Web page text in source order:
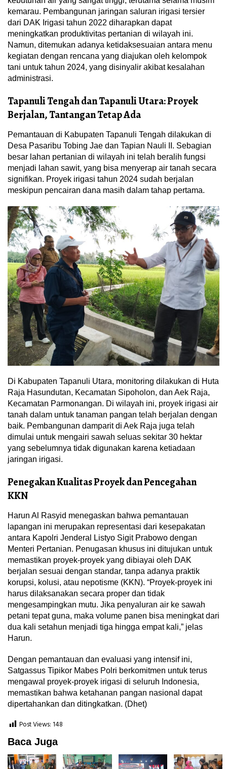
kemarau. Pembangunan jaringan saluran irigasi tersier
dari DAK Irigasi tahun 2022 diharapkan dapat
meningkatkan produktivitas pertanian di wilayah ini.
Namun, ditemukan adanya ketidaksesuaian antara menu
kegiatan dengan rencana yang diajukan oleh kelompok
tani untuk tahun 2024, yang disinyalir akibat kesalahan
administrasi.
Tapanuli Tengah dan Tapanuli Utara: Proyek
Berjalan, Tantangan Tetap Ada
Pemantauan di Kabupaten Tapanuli Tengah dilakukan di
Desa Pasaribu Tobing Jae dan Tapian Nauli II. Sebagian
besar lahan pertanian di wilayah ini telah beralih fungsi
menjadi lahan sawit, yang bisa menyerap air tanah secara
signifikan. Proyek irigasi tahun 2024 sudah berjalan
meskipun pencairan dana masih dalam tahap pertama.
Di Kabupaten Tapanuli Utara, monitoring dilakukan di Huta
Raja Hasundutan, Kecamatan Sipoholon, dan Aek Raja,
Kecamatan Parmonangan. Di wilayah ini, proyek irigasi air
tanah dalam untuk tanaman pangan telah berjalan dengan
baik. Pembangunan damparit di Aek Raja juga telah
dimulai untuk mengairi sawah seluas sekitar 30 hektar
yang sebelumnya tidak digunakan karena ketiadaan
jaringan irigasi.
Penegakan Kualitas Proyek dan Pencegahan
KKN
Harun Al Rasyid menegaskan bahwa pemantauan
lapangan ini merupakan representasi dari kesepakatan
antara Kapolri Jenderal Listyo Sigit Prabowo dengan
Menteri Pertanian. Penugasan khusus ini ditujukan untuk
memastikan proyek-proyek yang dibiayai oleh DAK
berjalan sesuai dengan standar, tanpa adanya praktik
korupsi, kolusi, atau nepotisme (KKN). “Proyek-proyek ini
harus dilaksanakan secara proper dan tidak
mengesampingkan mutu. Jika penyaluran air ke sawah
petani tepat guna, maka volume panen bisa meningkat dari
dua kali setahun menjadi tiga hingga empat kali,” jelas
Harun.
Dengan pemantauan dan evaluasi yang intensif ini,
Satgassus Tipikor Mabes Polri berkomitmen untuk terus
mengawal proyek-proyek irigasi di seluruh Indonesia,
memastikan bahwa ketahanan pangan nasional dapat
dipertahankan dan ditingkatkan. (Dhet)
Post Views: 148
Baca Juga